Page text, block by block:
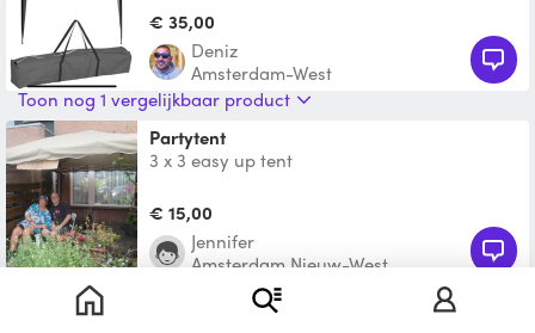
zetten .
€ 35,00
Deniz
Amsterdam-West
Toon nog 1 vergelijkbaar product
Partytent
3 x 3 easy up tent
€ 15,00
Jennifer
Amsterdam Nieuw-West
Toon nog 1 vergelijkbaar product